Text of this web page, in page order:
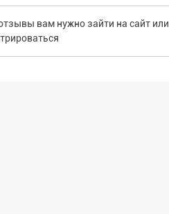
вам нужно зайти на сайт или